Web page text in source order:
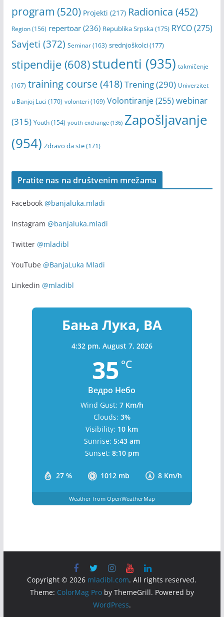
program (520) Projekti (217) Radionica (452)
Region(156) repertoar(236) Republika Srpska(175) RYCO(275)
Savjeti (372) Seminar(163) srednjoškolci(177)
stipendije(608)studenti (935) takmičenje
(167) training course(418) Trening(290) Univerzitet
u Banjoj Luci (170) volonteri (169) Volontiranje(255) webinar
(315) Youth(154) youth exchange(136) Zapošljavanje
(954) Zdravo da ste(171)
Pratite nas na društvenim mrežama
Facebook @banjaluka.mladi
Instagram @banjaluka.mladi
Twitter @mladibl
YouTube @BanjaLuka Mladi
Linkedin @mladibl
Бања Лука, BA
4:32 pm, August 7, 2026
35 °C
Ведро Небо
27 % 1012 mb 8 Km/h
Wind Gust: 7 Km/h
Clouds: 3%
Visibility: 10 km
Sunrise: 5:43 am
Sunset: 8:10 pm
Weather from OpenWeatherMap
Copyright © 2026 mladibl.com. All rights reserved.
Theme: ColorMag Proby ThemeGrill. Powered by
WordPress.